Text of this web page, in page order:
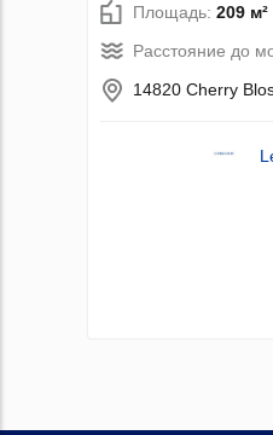
Площадь: 209 м²
Расстояние до
14820 Cherry